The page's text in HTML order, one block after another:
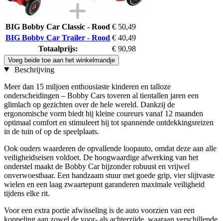
BIG Bobby Car Classic - Rood € 50,49
BIG Bobby Car Trailer - Rood € 40,49
Totaalprijs:
€ 90,98
Voeg beide toe aan het winkelmandje
Beschrijving
Meer dan 15 miljoen enthousiaste kinderen en talloze
onderscheidingen – Bobby Cars toveren al tientallen jaren een
glimlach op gezichten over de hele wereld. Dankzij de
ergonomische vorm biedt hij kleine coureurs vanaf 12 maanden
optimaal comfort en stimuleert hij tot spannende ontdekkingsreizen
in de tuin of op de speelplaats.
Ook ouders waarderen de opvallende loopauto, omdat deze aan alle
veiligheidseisen voldoet. De hoogwaardige afwerking van het
onderstel maakt de Bobby Car bijzonder robuust en vrijwel
onverwoestbaar. Een handzaam stuur met goede grip, vier slijtvaste
wielen en een laag zwaartepunt garanderen maximale veiligheid
tijdens elke rit.
Voor een extra portie afwisseling is de auto voorzien van een
koppeling aan zowel de voor- als achterzijde, waaraan verschillende